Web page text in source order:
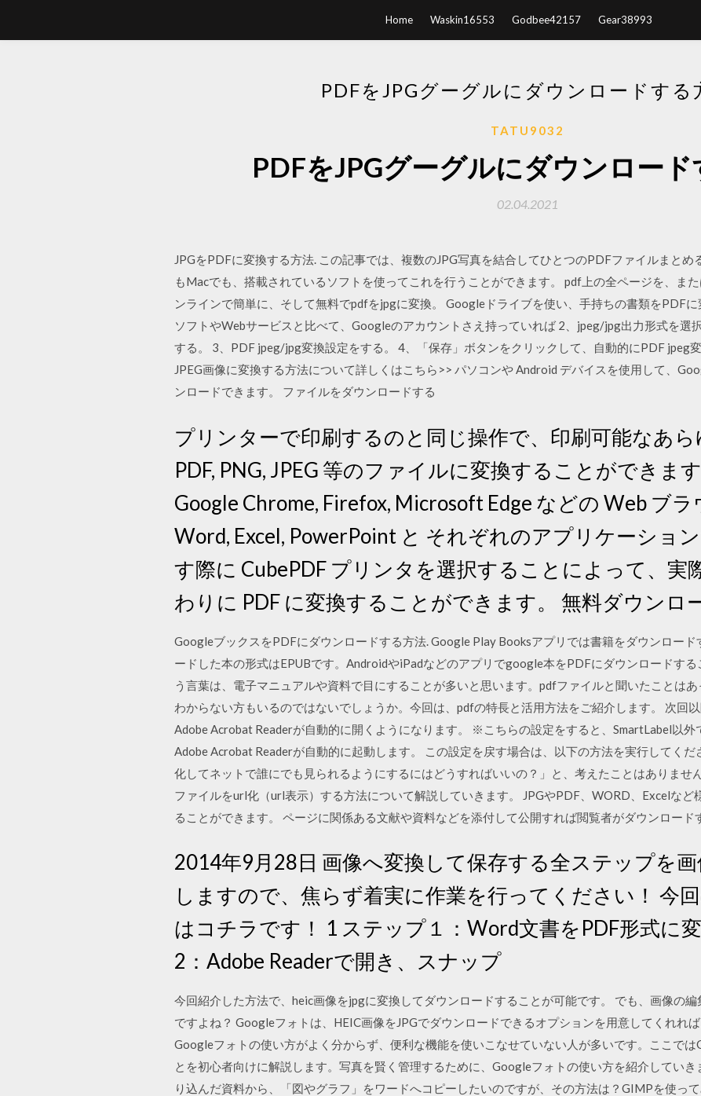
Home Waskin16553 Godbee42157 Gear38993
PDFをJPGグーグルにダウンロードする
TATU9032
PDFをJPGグーグルにダウンロー
02.04.2021
JPGをPDFに変換する方法. この記事では、複数のJPG写真を結合してひとつのPDFファイルまと
もMacでも、搭載されているソフトを使ってこれを行うことができます。 pdf上の全ページを、ま
ンラインで簡単に、そして無料でpdfをjpgに変換。 Googleドライブを使い、手持ちの書類をPDF
ソフトやWebサービスと比べて、Googleのアカウントさえ持っていれば 2、jpeg/jpg出力形式を選
する。 3、PDF jpeg/jpg変換設定をする。 4、「保存」ボタンをクリックして、自動的にPDF jpeg
JPEG画像に変換する方法について詳しくはこちら>> パソコンや Android デバイスを使用して、
ンロードできます。 ファイルをダウンロードする
プリンターで印刷するのと同じ操作で、印刷可能なあ
PDF, PNG, JPEG 等のファイルに変換することができます
Google Chrome, Firefox, Microsoft Edge などの Web ブ
Word, Excel, PowerPoint と それぞれのアプリケーショ
す際に CubePDF プリンタを選択することによって、実
わりに PDF に変換することができます。 無料ダウンロ
GoogleブックスをPDFにダウンロードする方法. Google Play Booksアプリでは書籍をダウンロード
ードした本の形式はEPUBです。AndroidやiPadなどのアプリでgoogle本をPDFにダウンロードす
う言葉は、電子マニュアルや資料で目にすることが多いと思います。pdfファイルと聞いたことは
わからない方もいるのではないでしょうか。今回は、pdfの特長と活用方法をご紹介します。 次回
Adobe Acrobat Readerが自動的に開くようになります。 ※こちらの設定をすると、SmartLabel以外
Adobe Acrobat Readerが自動的に起動します。 この設定を戻す場合は、以下の方法を実行してく
化してネットで誰にでも見られるようにするにはどうすればいいの？」と、考えたことはありませ
ファイルをurl化（url表示）する方法について解説していきます。 JPGやPDF、WORD、Excelなど
ることができます。 ページに関係ある文献や資料などを添付して公開すれば閲覧者がダウンロード
2014年9月28日 画像へ変換して保存する全ステップを
しますので、焦らず着実に作業を行ってください！ 今
はコチラです！ 1 ステップ１：Word文書をPDF形式に
2：Adobe Readerで開き、スナップ
今回紹介した方法で、heic画像をjpgに変換してダウンロードすることが可能です。 でも、画像の
ですよね？ Googleフォトは、HEIC画像をJPGでダウンロードできるオプションを用意してくれれ
Googleフォトの使い方がよく分からず、便利な機能を使いこなせていない人が多いです。ここで
とを初心者向けに解説します。写真を賢く管理するために、Googleフォトの使い方を紹介してい
り込んだ資料から、「図やグラフ」をワードへコピーしたいのですが、その方法は？GIMPを使っ